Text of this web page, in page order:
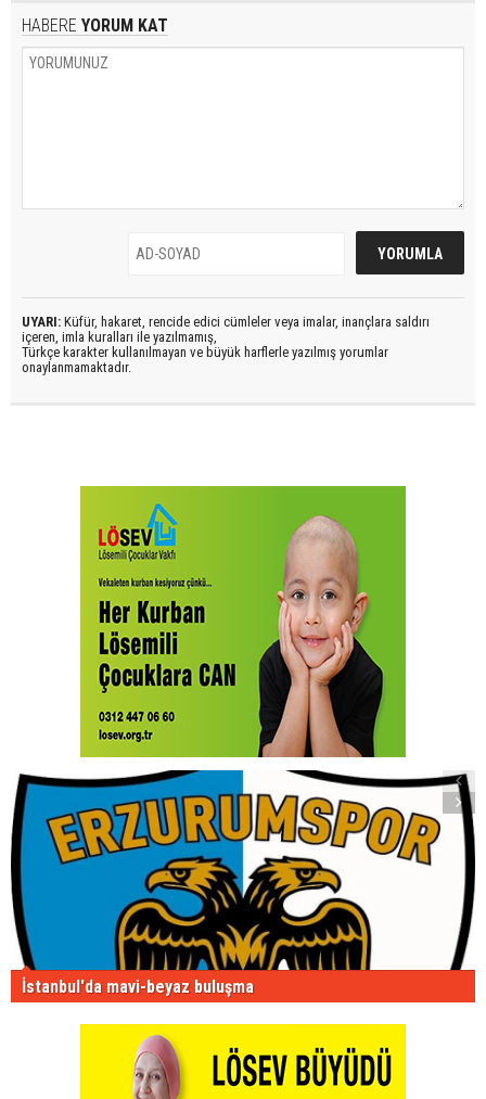
HABERE YORUM KAT
UYARI: Küfür, hakaret, rencide edici cümleler veya imalar, inançlara saldırı
içeren, imla kuralları ile yazılmamış,
Türkçe karakter kullanılmayan ve büyük harflerle yazılmış yorumlar
onaylanmamaktadır.
İstanbul'da mavi-beyaz buluşma